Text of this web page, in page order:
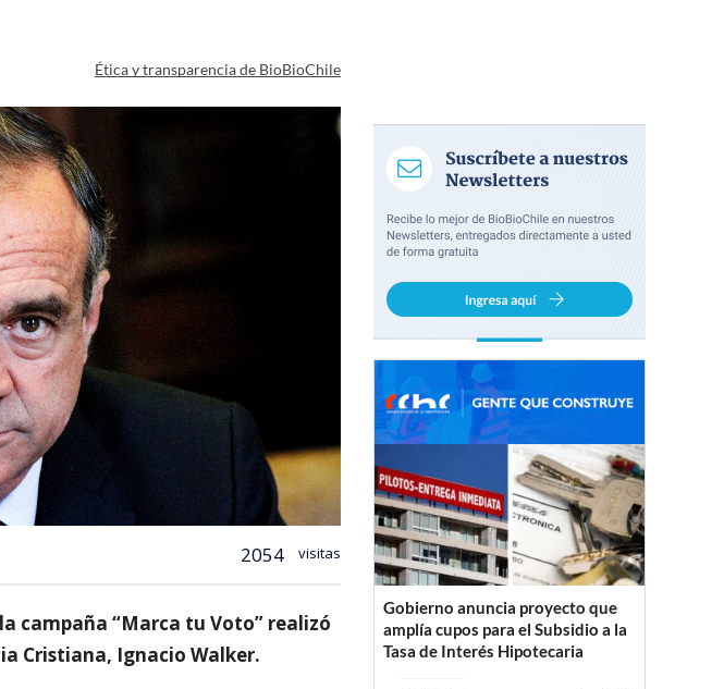
Ética y transparencia de BioBioChile
2054 visitas
campaña “Marca tu Voto” realizó
Cristiana, Ignacio Walker.
Gobierno anuncia proyecto que
amplía cupos para el Subsidio a la
Tasa de Interés Hipotecaria